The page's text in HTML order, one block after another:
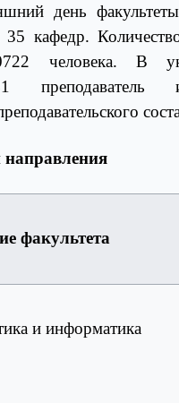
день
кафедр.
человека. В
преподаватель
факультета
и информатика